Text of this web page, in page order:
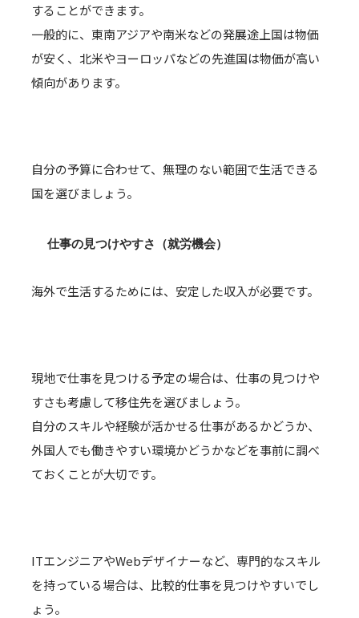
することができます。
一般的に、東南アジアや南米などの発展途上国は物価
が安く、北米やヨーロッパなどの先進国は物価が高い
傾向があります。
自分の予算に合わせて、無理のない範囲で生活できる
国を選びましょう。
仕事の見つけやすさ（就労機会）
海外で生活するためには、安定した収入が必要です。
現地で仕事を見つける予定の場合は、仕事の見つけや
すさも考慮して移住先を選びましょう。
自分のスキルや経験が活かせる仕事があるかどうか、
外国人でも働きやすい環境かどうかなどを事前に調べ
ておくことが大切です。
ITエンジニアやWebデザイナーなど、専門的なスキル
を持っている場合は、比較的仕事を見つけやすいでし
ょう。